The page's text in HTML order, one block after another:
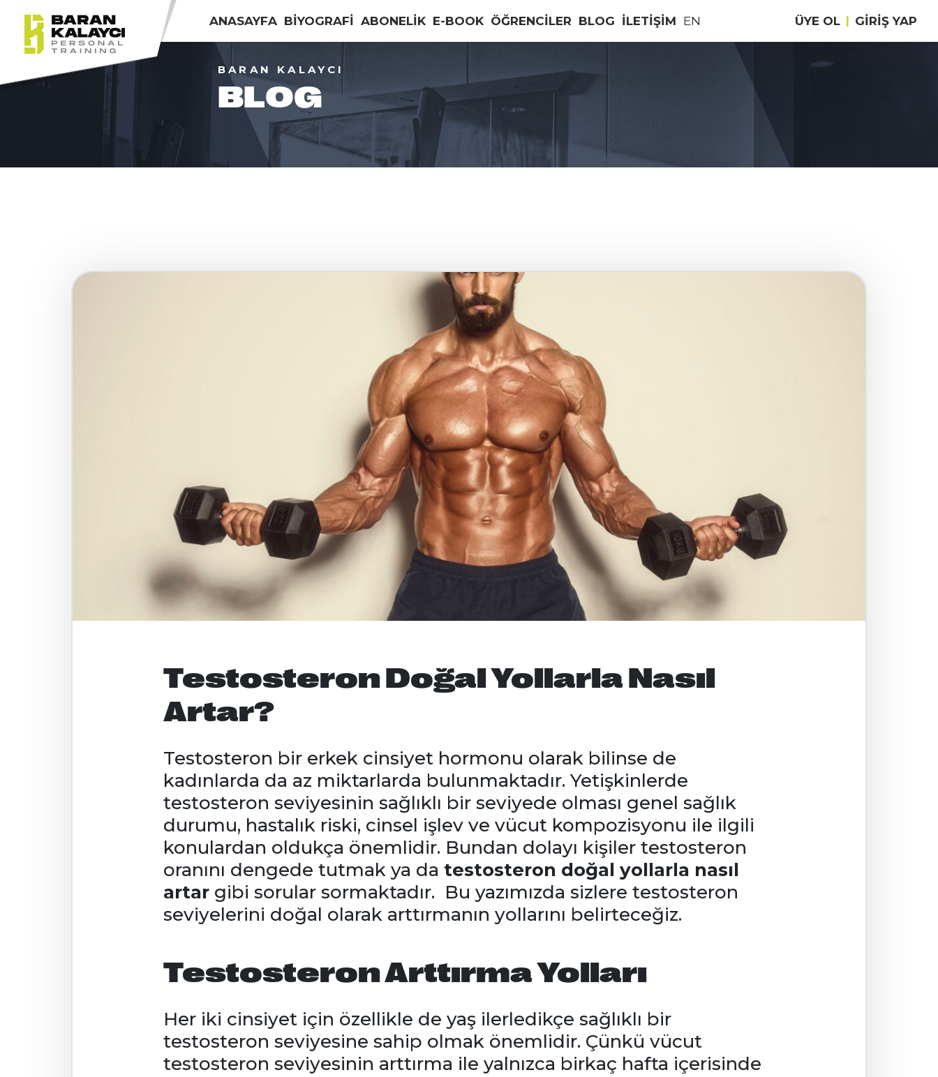
ANASAYFA BİYOGRAFİ ABONELİK E-BOOK ÖĞRENCİLER BLOG İLETİŞİM EN ÜYE OL | GIRIŞ YAP
BARAN KALAYCI
BLOG
Testosteron Doğal Yollarla Nasıl
Artar?
Testosteron bir erkek cinsiyet hormonu olarak bilinse de
kadınlarda da az miktarlarda bulunmaktadır. Yetişkinlerde
testosteron seviyesinin sağlıklı bir seviyede olması genel sağlık
durumu, hastalık riski, cinsel işlev ve vücut kompozisyonu ile ilgili
konulardan oldukça önemlidir. Bundan dolayı kişiler testosteron
oranını dengede tutmak ya da testosteron doğal yollarla nasıl
artar gibi sorular sormaktadır. Bu yazımızda sizlere testosteron
seviyelerini doğal olarak arttırmanın yollarını belirteceğiz.
Testosteron Arttırma Yolları
Her iki cinsiyet için özellikle de yaş ilerledikçe sağlıklı bir
testosteron seviyesine sahip olmak önemlidir. Çünkü vücut
testosteron seviyesinin arttırma ile yalnızca birkaç hafta içerisinde